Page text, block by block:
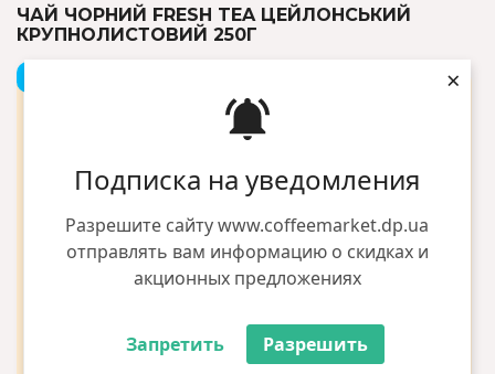
Подписка на уведомления
Разрешите сайту www.coffeemarket.dp.ua
отправлять вам информацию о скидках и
акционных предложениях
Запретить Разрешить
×
ЧАЙ ЧОРНИЙ FRESH TEA ЦЕЙЛОНСЬКИЙ
КРУПНОЛИСТОВИЙ 250Г